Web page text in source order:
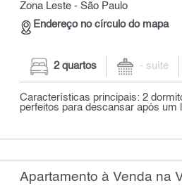
Zona Leste - São Paulo
Endereço no círculo do mapa
2 quartos - suíte
Características principais: 2
perfeitos para descansar após um
Apartamento à Venda na